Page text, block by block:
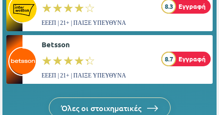
☆☆☆☆☆
★★★★★ 8.3 Εγγραφή
ΕΕΕΠ | 21+ | ΠΑΙΞΕ ΥΠΕΥΘΥΝΑ
Betsson
☆☆☆☆☆
★★★★★ 8.7 Εγγραφή
ΕΕΕΠ | 21+ | ΠΑΙΞΕ ΥΠΕΥΘΥΝΑ
Όλες οι στοιχηματικές